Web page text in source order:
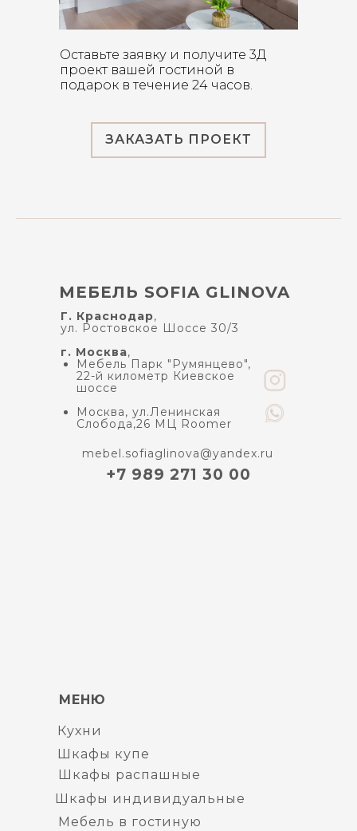
Оставьте заявку и получите 3Д
проект вашей гостиной в
подарок в течение 24 часов.
ЗАКАЗАТЬ ПРОЕКТ
МЕНЮ
МЕБЕЛЬ SOFIA GLINOVA
Г. Краснодар,
ул. Ростовское Шоссе 30/3
г. Москва,
Мебель Парк "Румянцево",
22-й километр Киевское
шоссе
Москва, ул.Ленинская
Слобода,26 МЦ Roomer
+7 989 271 30 00
Кухни
Шкафы купе
Шкафы распашные
Шкафы индивидуальные
mebel.sofiaglinova@yandex.ru
Мебель в гостиную